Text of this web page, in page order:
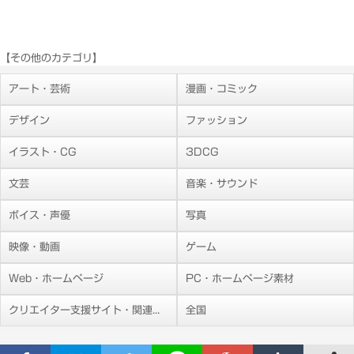
【その他のカテゴリ】
アート・芸術 漫画・コミック
デザイン ファッション
イラスト・CG 3DCG
文芸 音楽・サウンド
ボイス・声優 写真
映像・動画 ゲーム
Web・ホームページ PC・ホームページ素材
クリエイター支援サイト・関連施設 全国